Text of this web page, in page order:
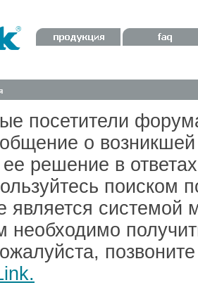
посетители
о
решение в
поиском
является системой
необходимо